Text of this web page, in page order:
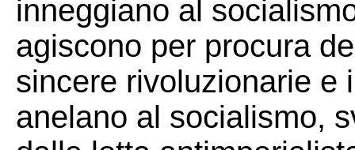
inneggiano al
agiscono per procura
sincere rivoluzionarie e
anelano al socialismo,